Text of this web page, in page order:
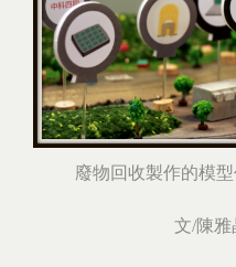
廢物回收製作的模
文/陳雅